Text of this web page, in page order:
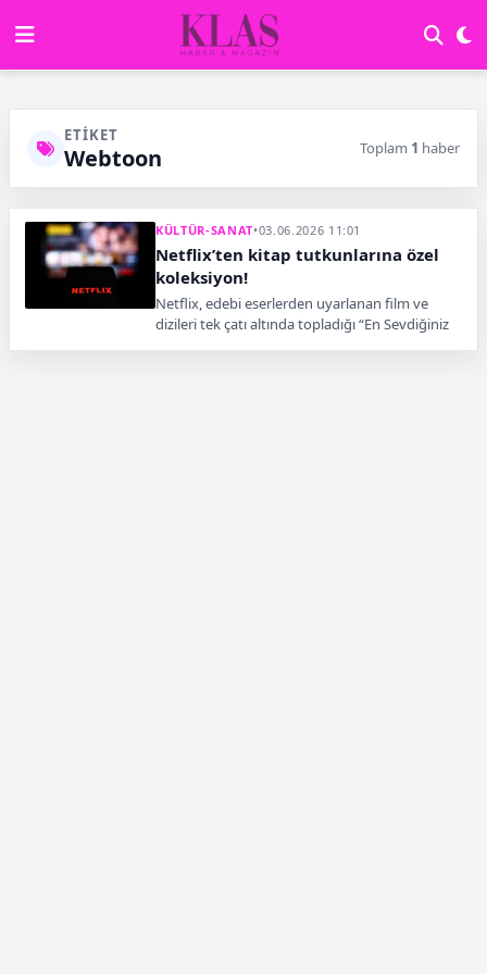
ETIKET
Webtoon Toplam 1 haber
KÜLTÜR-SANAT•03.06.2026 11:01
Netflix’ten kitap tutkunlarına özel
koleksiyon!
Netflix, edebi eserlerden uyarlanan film ve
dizileri tek çatı altında topladığı “En Sevdiğiniz